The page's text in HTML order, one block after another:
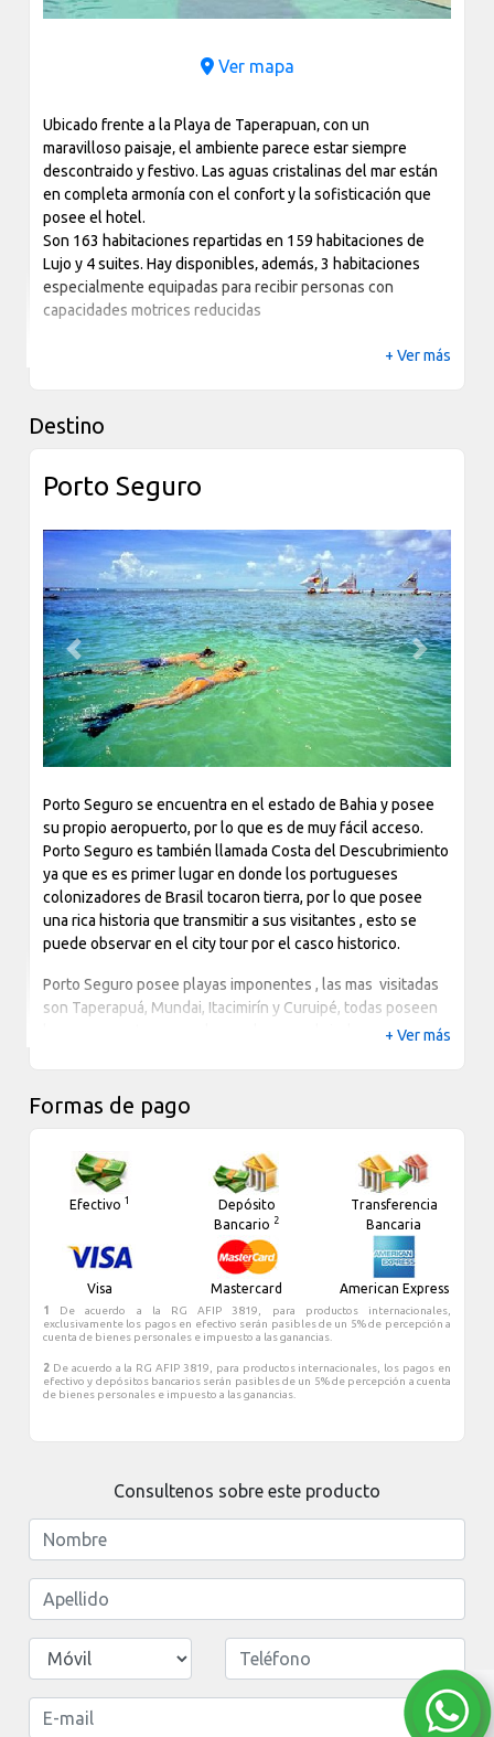
Ver mapa
Ubicado frente a la Playa de Taperapuan‚ con un
maravilloso paisaje‚ el ambiente parece estar siempre
descontraido y festivo. Las aguas cristalinas del mar están
en completa armonía con el confort y la sofisticación que
posee el hotel.
Son 163 habitaciones repartidas en 159 habitaciones de
Lujo y 4 suites. Hay disponibles‚ además‚ 3 habitaciones
especialmente equipadas para recibir personas con
capacidades motrices reducidas
+ Ver más
Destino
Porto Seguro
Previous Next
Porto Seguro se encuentra en el estado de Bahia y posee
su propio aeropuerto, por lo que es de muy fácil acceso.
Porto Seguro es también llamada Costa del Descubrimiento
ya que es es primer lugar en donde los portugueses
colonizadores de Brasil tocaron tierra, por lo que posee
una rica historia que transmitir a sus visitantes , esto se
puede observar en el city tour por el casco historico.
Porto Seguro posee playas imponentes , las mas visitadas
son Taperapuá, Mundai, Itacimirín y Curuipé, todas poseen
como una feria y venden variados e intensos tragos.
la mayoria de estos hoteles son frente al mar cruzando la
avenida principal. Fiesta, diversión, historia y buenas playas
es lo que te espera en Porto Seguro
+ Ver más
Formas de pago
Efectivo 1
Depósito
Bancario 2
Transferencia
Bancaria
Visa Mastercard American Express
1
De acuerdo a la RG AFIP 3819, para productos internacionales,
exclusivamente los pagos en efectivo serán pasibles de un 5% de percepción a
cuenta de bienes personales e impuesto a las ganancias.
2 De acuerdo a la RG AFIP 3819, para productos internacionales, los pagos en
efectivo y depósitos bancarios serán pasibles de un 5% de percepción a cuenta
de bienes personales e impuesto a las ganancias.
Consultenos sobre este producto